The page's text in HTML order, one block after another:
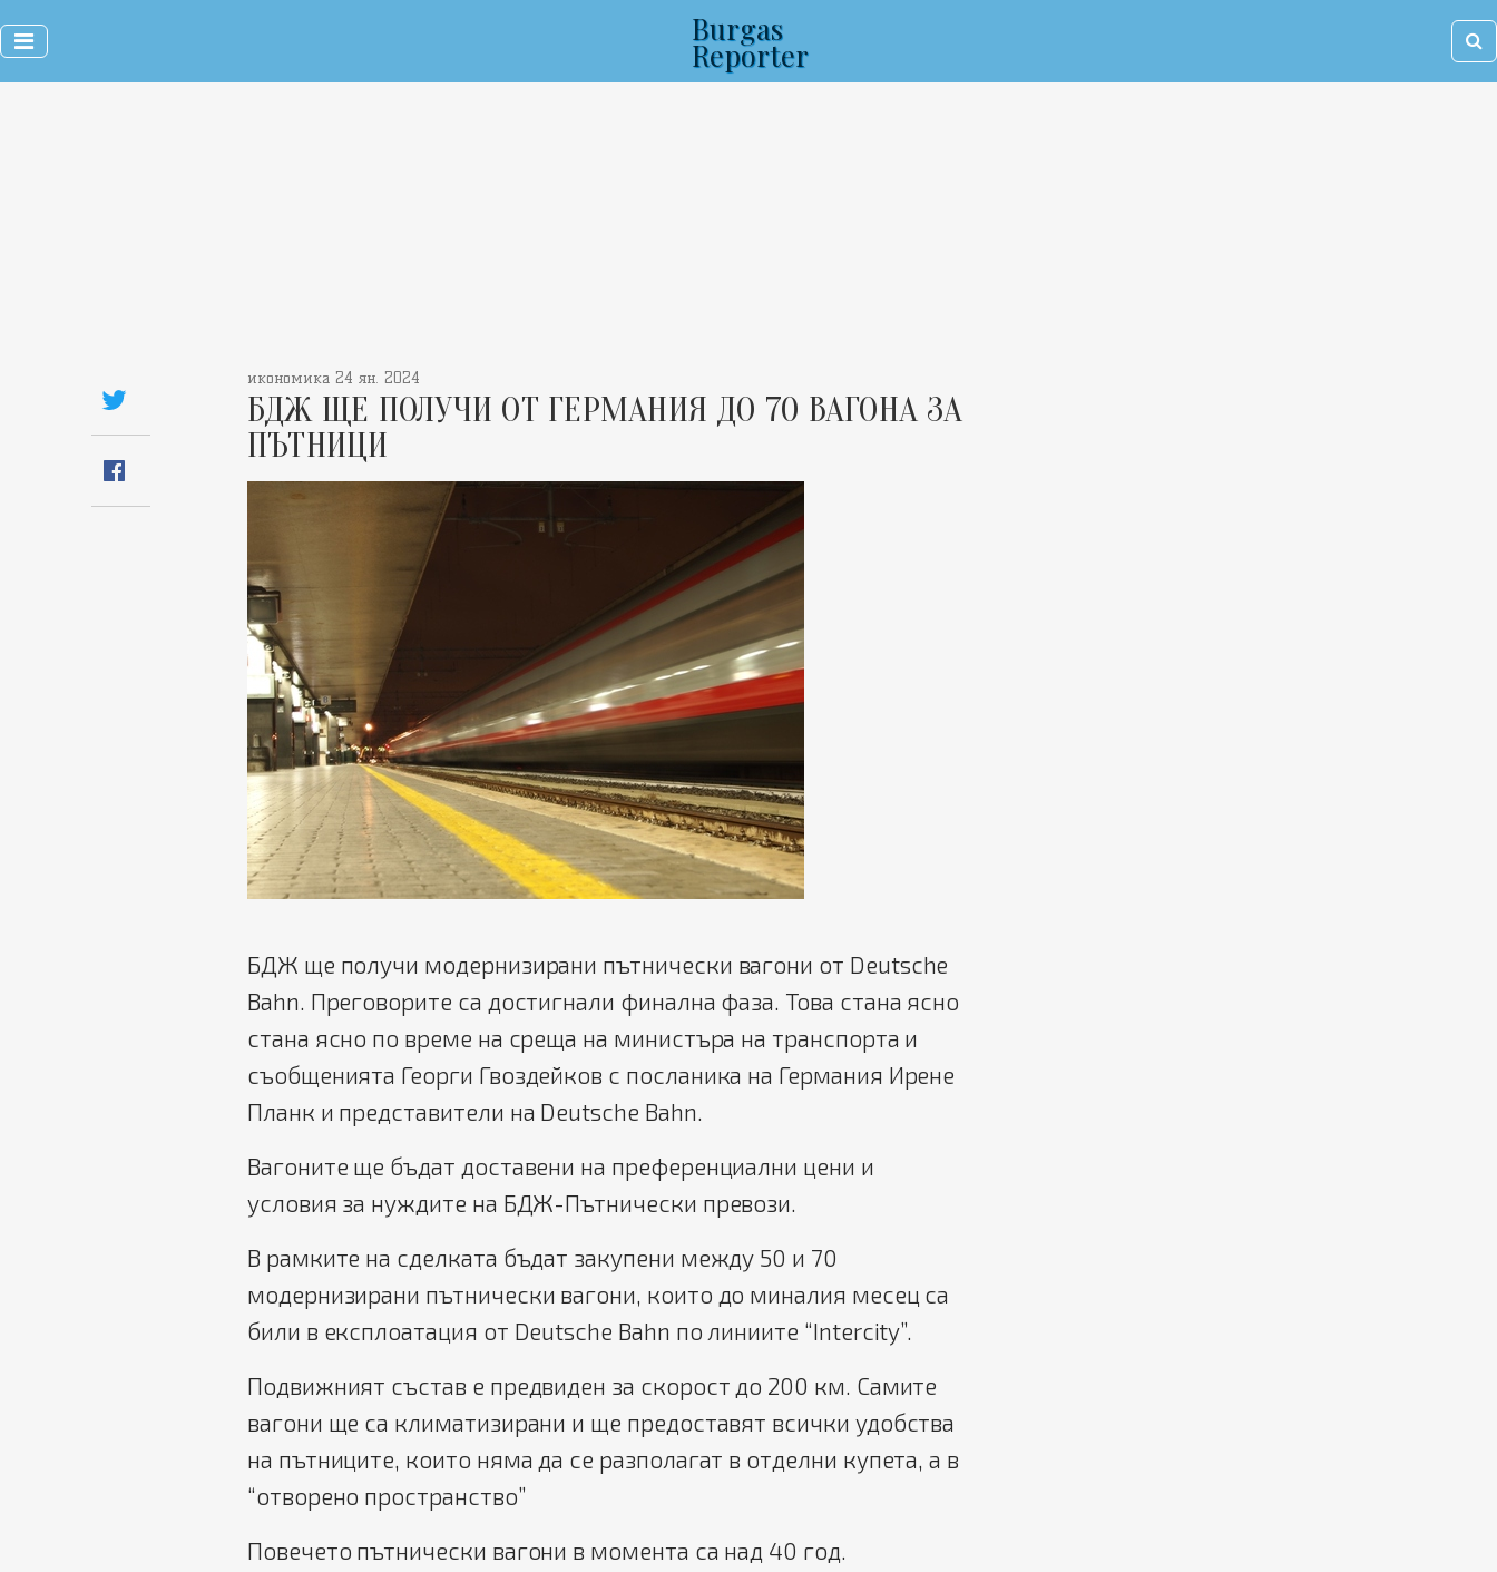
Burgas
Reporter
икономика 24 ян. 2024
БДЖ ЩЕ ПОЛУЧИ ОТ ГЕРМАНИЯ ДО 70 ВАГОНА ЗА
ПЪТНИЦИ
БДЖ ще получи модернизирани пътнически вагони от Deutsche
Bahn. Преговорите са достигнали финална фаза. Това стана ясно
стана ясно по време на среща на министъра на транспорта и
съобщенията Георги Гвоздейков с посланика на Германия Ирене
Планк и представители на Deutsche Bahn.
Вагоните ще бъдат доставени на преференциални цени и
условия за нуждите на БДЖ-Пътнически превози.
В рамките на сделката бъдат закупени между 50 и 70
модернизирани пътнически вагони, които до миналия месец са
били в експлоатация от Deutsche Bahn по линиите “Intercity”.
Подвижният състав е предвиден за скорост до 200 км. Самите
вагони ще са климатизирани и ще предоставят всички удобства
на пътниците, които няма да се разполагат в отделни купета, а в
“отворено пространство”
Повечето пътнически вагони в момента са над 40 год.